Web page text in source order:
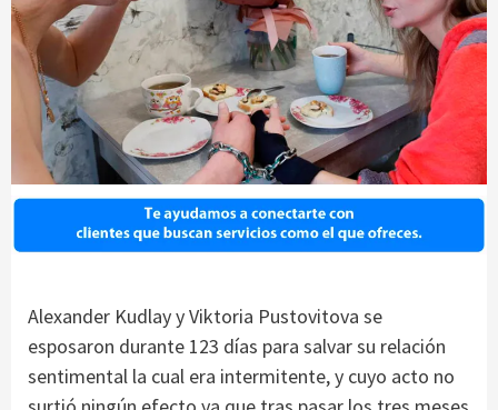
Alexander Kudlay y Viktoria Pustovitova se
esposaron durante 123 días para salvar su relación
sentimental la cual era intermitente, y cuyo acto no